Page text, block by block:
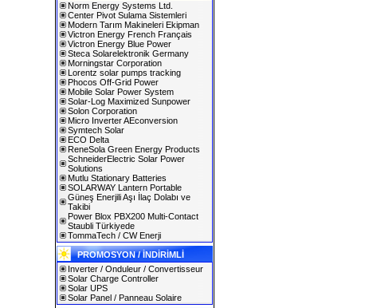
Norm Energy Systems Ltd.
Center Pivot Sulama Sistemleri
Modern Tarım Makineleri Ekipman
Victron Energy French Français
Victron Energy Blue Power
Steca Solarelektronik Germany
Morningstar Corporation
Lorentz solar pumps tracking
Phocos Off-Grid Power
Mobile Solar Power System
Solar-Log Maximized Sunpower
Solon Corporation
Micro Inverter AEconversion
Symtech Solar
ECO Delta
ReneSola Green Energy Products
SchneiderElectric Solar Power
Solutions
Mutlu Stationary Batteries
SOLARWAY Lantern Portable
Güneş Enerjili Aşı İlaç Dolabı ve
Takibi
Power Blox PBX200 Multi-Contact
Staubli Türkiyede
TommaTech / CW Enerji
PROMOSYON / İNDİRİMLİ
Inverter / Onduleur / Convertisseur
Solar Charge Controller
Solar UPS
Solar Panel / Panneau Solaire